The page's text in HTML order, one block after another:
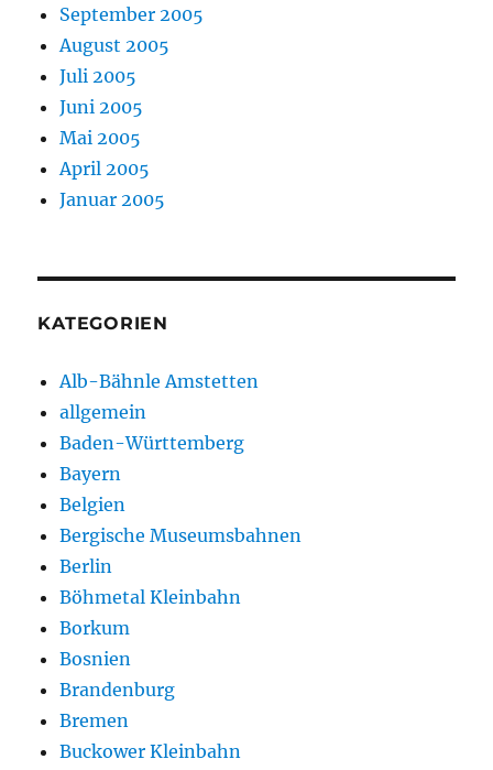
September 2005
August 2005
Juli 2005
Juni 2005
Mai 2005
April 2005
Januar 2005
KATEGORIEN
Alb-Bähnle Amstetten
allgemein
Baden-Württemberg
Bayern
Belgien
Bergische Museumsbahnen
Berlin
Böhmetal Kleinbahn
Borkum
Bosnien
Brandenburg
Bremen
Buckower Kleinbahn